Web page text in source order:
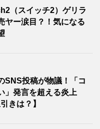
（スイッチ2）ゲリラ
ヤー涙目？！気になる
SNS投稿が物議！「コ
」発言を超える炎上
きは？】